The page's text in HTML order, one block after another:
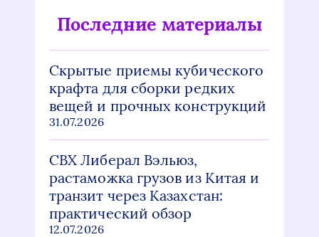
Последние материалы
Скрытые приемы кубического
крафта для сборки редких
вещей и прочных конструкций
31.07.2026
СВХ Либерал Вэльюз,
растаможка грузов из Китая и
транзит через Казахстан:
практический обзор
12.07.2026